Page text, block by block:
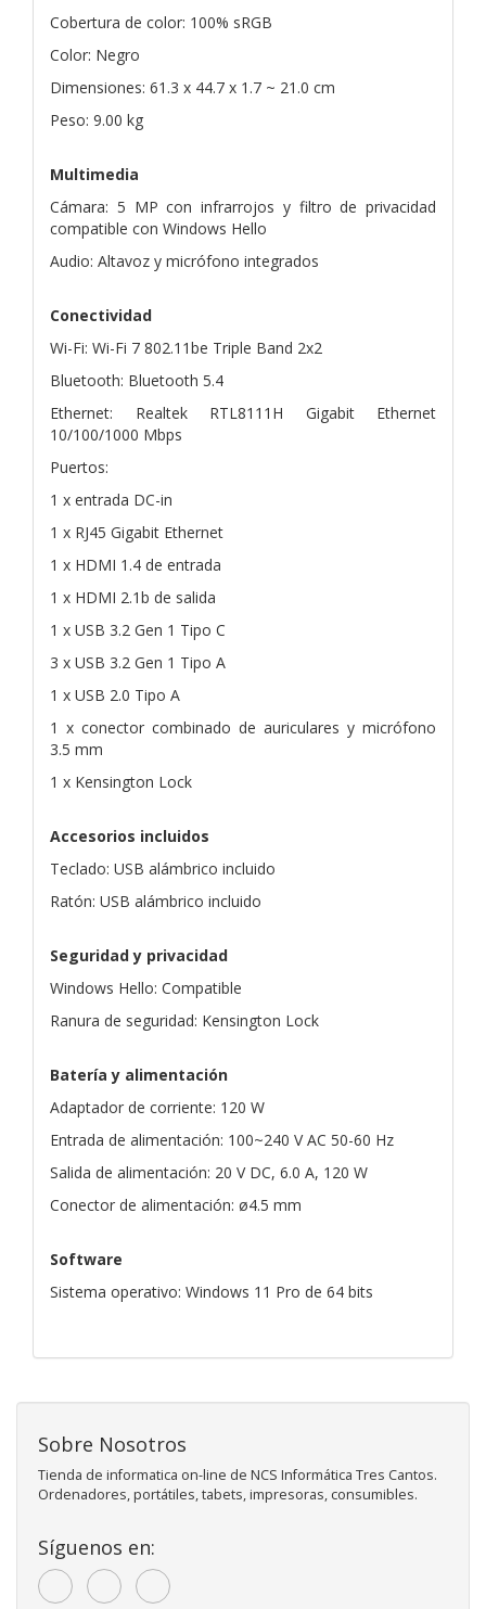
Cobertura de color: 100% sRGB
Color: Negro
Dimensiones: 61.3 x 44.7 x 1.7 ~ 21.0 cm
Peso: 9.00 kg
Multimedia
Cámara: 5 MP con infrarrojos y filtro de privacidad
compatible con Windows Hello
Audio: Altavoz y micrófono integrados
Conectividad
Wi-Fi: Wi-Fi 7 802.11be Triple Band 2x2
Bluetooth: Bluetooth 5.4
Ethernet: Realtek RTL8111H Gigabit Ethernet
10/100/1000 Mbps
Puertos:
1 x entrada DC-in
1 x RJ45 Gigabit Ethernet
1 x HDMI 1.4 de entrada
1 x HDMI 2.1b de salida
1 x USB 3.2 Gen 1 Tipo C
3 x USB 3.2 Gen 1 Tipo A
1 x USB 2.0 Tipo A
1 x conector combinado de auriculares y micrófono
3.5 mm
1 x Kensington Lock
Accesorios incluidos
Teclado: USB alámbrico incluido
Ratón: USB alámbrico incluido
Seguridad y privacidad
Windows Hello: Compatible
Ranura de seguridad: Kensington Lock
Batería y alimentación
Adaptador de corriente: 120 W
Entrada de alimentación: 100~240 V AC 50-60 Hz
Salida de alimentación: 20 V DC, 6.0 A, 120 W
Conector de alimentación: ø4.5 mm
Software
Sistema operativo: Windows 11 Pro de 64 bits
Sobre Nosotros
Tienda de informatica on-line de NCS Informática Tres Cantos.
Ordenadores, portátiles, tabets, impresoras, consumibles.
Síguenos en: